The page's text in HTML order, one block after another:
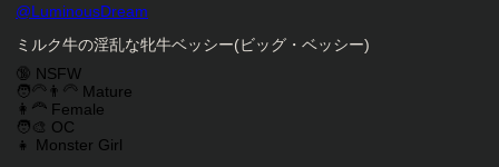
キャラクタークリエイター
@LuminousDream
キャラクター説明
ミルク牛の淫乱な牝牛ベッシー(ビッグ・ベッシー)
キャラクタータグ
🔞 NSFW
🧑‍🦳👨‍🦳 Mature
👩‍🦰 Female
🧑‍🎨 OC
👧 Monster Girl